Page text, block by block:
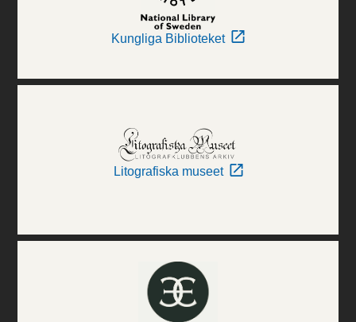
Kungliga Biblioteket
Litografiska museet